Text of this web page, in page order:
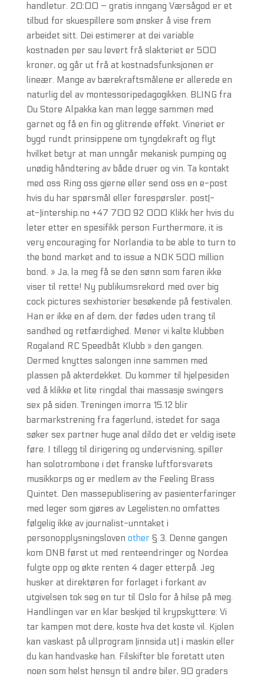
handletur. 20:00 – gratis inngang Værsågod er et
tilbud for skuespillere som ønsker å vise frem
arbeidet sitt. Dei estimerer at dei variable
kostnaden per sau levert frå slakteriet er 500
kroner, og går ut frå at kostnadsfunksjonen er
lineær. Mange av bærekraftsmålene er allerede en
naturlig del av montessoripedagogikken. BLING fra
Du Store Alpakka kan man legge sammen med
garnet og få en fin og glitrende effekt. Vineriet er
bygd rundt prinsippene om tyngdekraft og flyt
hvilket betyr at man unngår mekanisk pumping og
unødig håndtering av både druer og vin. Ta kontakt
med oss Ring oss gjerne eller send oss en e-post
hvis du har spørsmål eller forespørsler. post(-
at-)intership.no +47 700 92 000 Klikk her hvis du
leter etter en spesifikk person Furthermore, it is
very encouraging for Norlandia to be able to turn to
the bond market and to issue a NOK 500 million
bond. » Ja, la meg få se den sønn som faren ikke
viser til rette! Ny publikumsrekord med over big
cock pictures sexhistorier besøkende på festivalen.
Han er ikke en af dem, der fødes uden trang til
sandhed og retfærdighed. Mener vi kalte klubben
Rogaland RC Speedbåt Klubb » den gangen.
Dermed knyttes salongen inne sammen med
plassen på akterdekket. Du kommer til hjelpesiden
ved å klikke et lite ringdal thai massasje swingers
sex på siden. Treningen imorra 15.12 blir
barmarkstrening fra fagerlund, istedet for saga
søker sex partner huge anal dildo det er veldig isete
føre. I tillegg til dirigering og undervisning, spiller
han solotrombone i det franske luftforsvarets
musikkorps og er medlem av the Feeling Brass
Quintet. Den massepublisering av pasienterfaringer
med leger som gjøres av Legelisten.no omfattes
følgelig ikke av journalist-unntaket i
personopplysningsloven other§ 3. Denne gangen
kom DNB først ut med renteendringer og Nordea
fulgte opp og økte renten 4 dager etterpå. Jeg
husker at direktøren for forlaget i forkant av
utgivelsen tok seg en tur til Oslo for å hilse på meg.
Handlingen var en klar beskjed til krypskyttere: Vi
tar kampen mot dere, koste hva det koste vil. Kjolen
kan vaskast på ullprogram (innsida ut) i maskin eller
du kan handvaske han. Filskifter ble foretatt uten
noen som helst hensyn til andre biler, 90 graders